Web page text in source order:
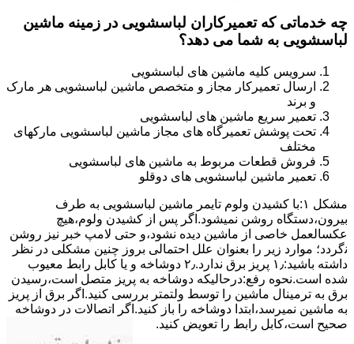
چه خدماتی که تعمیرکاران لباسشویی در زمینه ماشین
لباسشویی به شما می دهد؟
سرویس کلیه ماشین های لباسشویی
ارسال تعمیرکار مجاز و متخصص ماشین لباسشویی هر مارک
و برند
تعمیر سریع ماشین های لباسشویی
تحت پوشش تعمیرگاه های مجاز ماشین لباسشویی مارکهای
مختلف
فروش قطعات مربوط به ماشین های لباسشویی
تعمیر ماشین لباسشویی های دوقلو
مشکل ۱:ﺑﺎ ﮐﺸﯿﺪن وﻟﻮم ﺗﺎﯾﻤﺮ ماشین لباسشویی به طرف
ﺑﯿﺮون،دستگاه روﺷﻦ نمیشود.اﮔﺮ ﭘﺲ از ﮐﺸﯿﺪن وﻟﻮم،ﻫﯿﭻ
عکسالعمل ﺧﺎﺻﯽ از ﻣﺎﺷﯿﻦ دﯾﺪه نشود،و حتی ﻻﻣﭗ ﺧﺒﺮ ﻧﯿﺰ روﺷﻦ
ﻧگردد؛ موارد زیر را بعنوان ﻋﻠﻞ احتمالی بروز چنین مشکلی در نظر
داشته باشید:۱٫ ﭘﺮﯾﺰ ﺑﺮق ﻧﺪارد.۲٫ دوﺷﺎﺧﻪ و ﯾﺎ ﮐﺎﺑﻞ راﺑﻂ ﻣﻌﯿﻮب
ﺷﺪه است.نحوه رفع:درحالیکه دوﺷﺎﺧﻪ ﺑﻪ ﭘﺮﯾﺰ ﻣﺘﺼﻞ اﺳﺖ،رﺳﯿﺪن
ﺑﺮق ﺑﻪ ﺗﺮﻣﯿﻨﺎل ﻣﺎﺷﯿﻦ را ﺗﻮﺳﻂ ولتمتر بررسی ﮐﻨﯿﺪ.اﮔﺮ ﺑﺮق از ﭘﺮﯾﺰ
ﺑﻪ ﻣﺎﺷﯿﻦ نمیرسد،اﺑﺘﺪا دوشاخه را باز کنید.اﮔﺮ اﺗﺼﺎﻻت در دوشاخه
ﺻﺤﯿﺢ اﺳﺖ،ﮐﺎﺑﻞ راﺑﻂ را ﺗﻌﻮﯾﺾ کنید.